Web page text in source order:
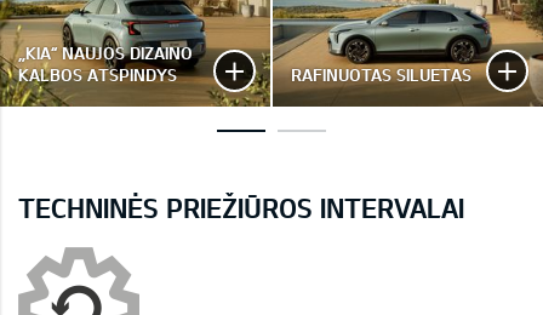
„KIA“ NAUJOS DIZAINO
KALBOS ATSPINDYS
RAFINUOTAS SILUETAS
TECHNINĖS PRIEŽIŪROS INTERVALAI